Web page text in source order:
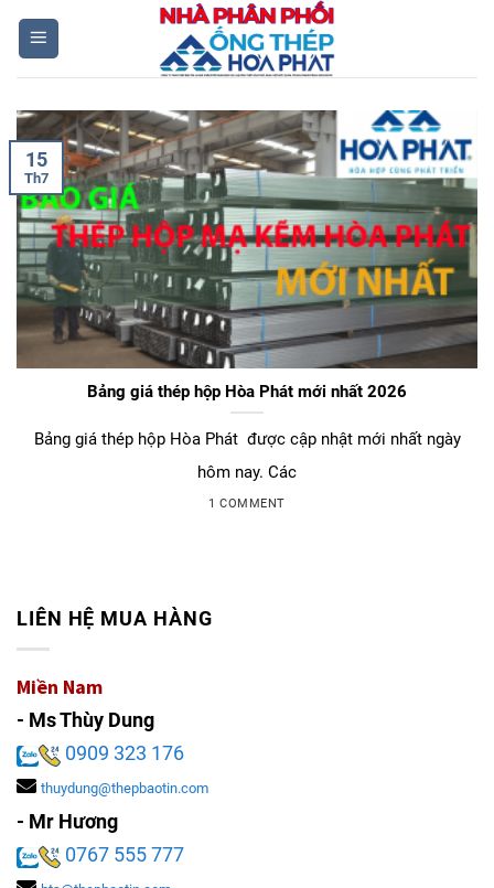
Skip
content
Bảng giá thép hộp Hòa Phát mới nhất 2026
Bảng giá thép hộp Hòa Phát được cập nhật mới nhất ngày
hôm nay. Các
1 COMMENT
15
Th7
LIÊN HỆ MUA HÀNG
Miền Nam
- Ms Thùy Dung
0909 323 176
thuydung@thepbaotin.com
- Mr Hương
0767 555 777